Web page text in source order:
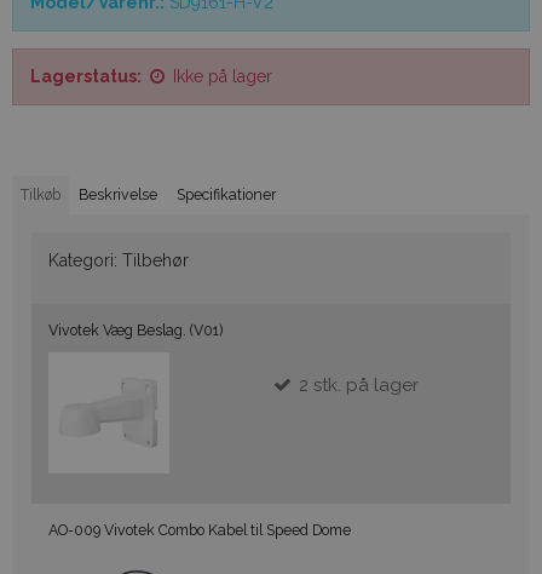
Lagerstatus: Ikke på lager
Tilkøb Beskrivelse Specifikationer
Kategori: Tilbehør
Vivotek Væg Beslag. (V01)
2 stk. på lager
AO-009 Vivotek Combo Kabel til Speed Dome